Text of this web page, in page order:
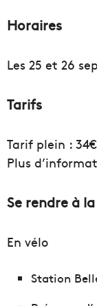
Horaires
Les 25 et 26
Tarifs
Tarif plein :
Plus
Se rendre à
En vélo
Station